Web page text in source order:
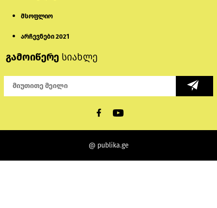
მსოფლიო
არჩევნები 2021
გამოიწერე სიახლე
@ publika.ge